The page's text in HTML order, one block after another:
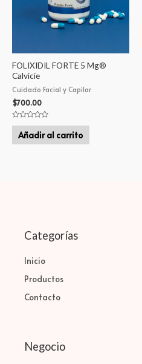
FOLIXIDIL FORTE 5 Mg®
Calvicie
Cuidado Facial y Capilar
$700.00
Valorado
de
Añadir al carrito
Categorías
Inicio
Productos
Contacto
Negocio